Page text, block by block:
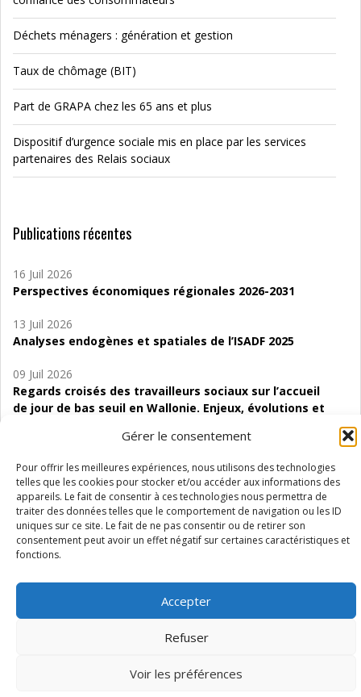
Gérer le consentement
Pour offrir les meilleures expériences, nous utilisons des technologies
telles que les cookies pour stocker et/ou accéder aux informations des
appareils. Le fait de consentir à ces technologies nous permettra de
traiter des données telles que le comportement de navigation ou les ID
uniques sur ce site. Le fait de ne pas consentir ou de retirer son
consentement peut avoir un effet négatif sur certaines caractéristiques et
fonctions.
Accepter
Refuser
Voir les préférences
Déchets ménagers : génération et gestion
Taux de chômage (BIT)
Part de GRAPA chez les 65 ans et plus
Dispositif d’urgence sociale mis en place par les services
partenaires des Relais sociaux
Publications récentes
16 Juil 2026
Perspectives économiques régionales 2026-2031
13 Juil 2026
Analyses endogènes et spatiales de l’ISADF 2025
09 Juil 2026
Regards croisés des travailleurs sociaux sur l’accueil
de jour de bas seuil en Wallonie. Enjeux, évolutions et
Étude d’évaluabilité des Structures
d’accompagnement à l’autocréation d’emploi (SAACE)
01 Juil 2026
Pénurie du personnel infirmier :quels indicateurs
d’offre de soins pour comprendre la situation en